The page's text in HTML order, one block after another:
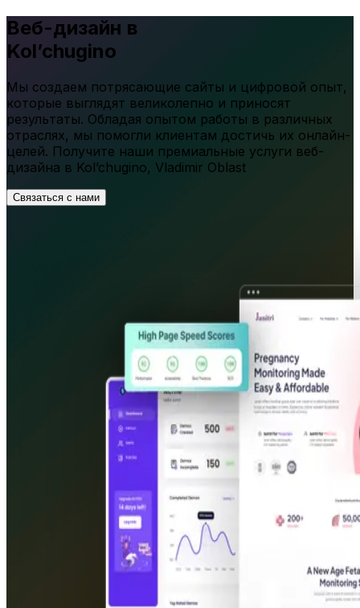
Веб-дизайн в
Kol’chugino
Мы создаем потрясающие сайты и цифровой опыт,
которые выглядят великолепно и приносят
результаты. Обладая опытом работы в различных
отраслях, мы помогли клиентам достичь их онлайн-
целей. Получите наши премиальные услуги веб-
дизайна в Kol’chugino, Vladimir Oblast
Связаться с нами